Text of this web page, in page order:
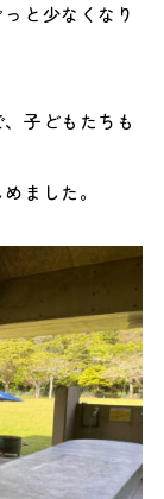
と少なくなり
子どもたちも
ました。